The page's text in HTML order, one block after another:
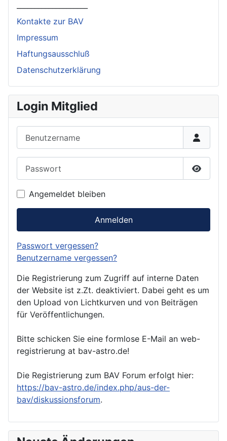
Kontakte zur BAV
Impressum
Haftungsausschluß
Datenschutzerklärung
Login Mitglied
Angemeldet bleiben
Anmelden
Passwort vergessen?
Benutzername vergessen?
Die Registrierung zum Zugriff auf interne Daten
der Website ist z.Zt. deaktiviert. Dabei geht es um
den Upload von Lichtkurven und von Beiträgen
für Veröffentlichungen.
Bitte schicken Sie eine formlose E-Mail an web-
registrierung at bav-astro.de!
Die Registrierung zum BAV Forum erfolgt hier:
https://bav-astro.de/index.php/aus-der-
bav/diskussionsforum.